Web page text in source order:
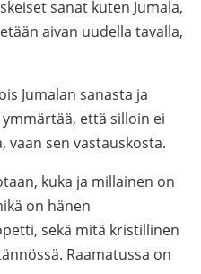
sanat kuten Jumala,
aivan uudella tavalla,
Jumalan sanasta ja
ymmärtää, että silloin ei
vaan sen vastauskosta.
kuka ja millainen on
on hänen
sekä mitä kristillinen
Raamatussa on